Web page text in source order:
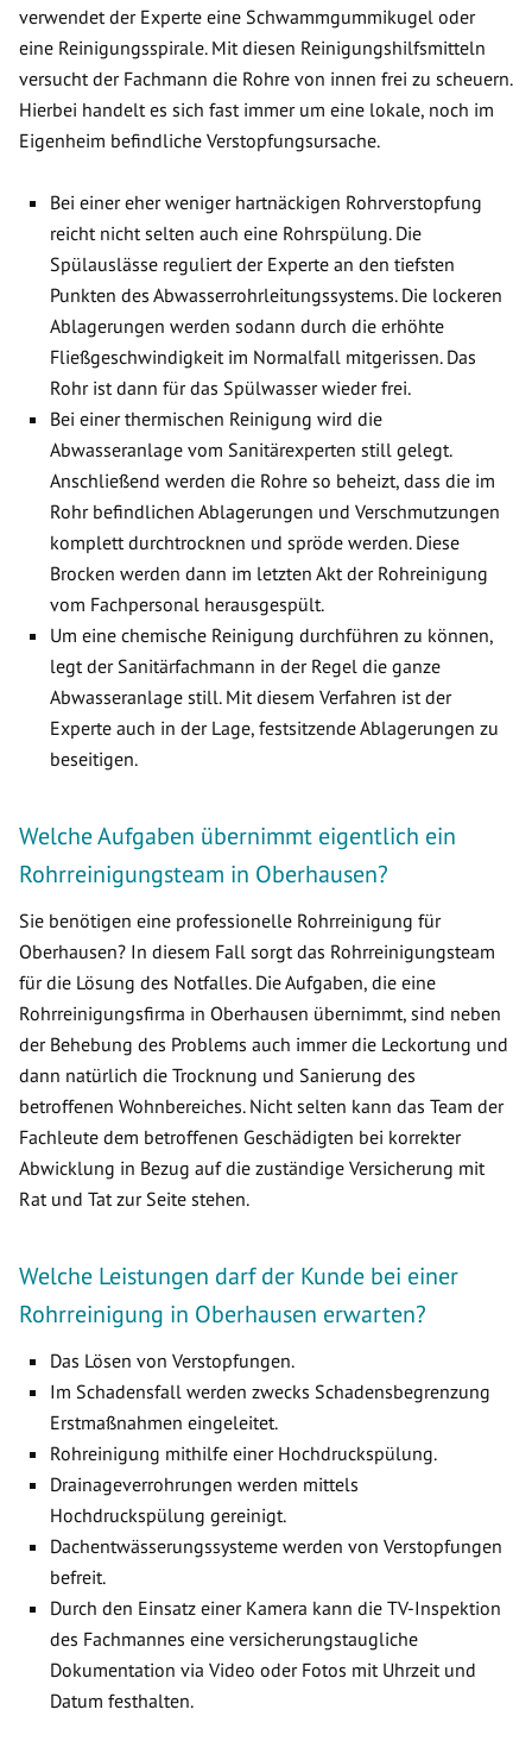
verwendet der Experte eine Schwammgummikugel oder
eine Reinigungsspirale. Mit diesen Reinigungshilfsmitteln
versucht der Fachmann die Rohre von innen frei zu scheuern.
Hierbei handelt es sich fast immer um eine lokale, noch im
Eigenheim befindliche Verstopfungsursache.
Bei einer eher weniger hartnäckigen Rohrverstopfung
reicht nicht selten auch eine Rohrspülung. Die
Spülauslässe reguliert der Experte an den tiefsten
Punkten des Abwasserrohrleitungssystems. Die lockeren
Ablagerungen werden sodann durch die erhöhte
Fließgeschwindigkeit im Normalfall mitgerissen. Das
Rohr ist dann für das Spülwasser wieder frei.
Bei einer thermischen Reinigung wird die
Abwasseranlage vom Sanitärexperten still gelegt.
Anschließend werden die Rohre so beheizt, dass die im
Rohr befindlichen Ablagerungen und Verschmutzungen
komplett durchtrocknen und spröde werden. Diese
Brocken werden dann im letzten Akt der Rohreinigung
vom Fachpersonal herausgespült.
Um eine chemische Reinigung durchführen zu können,
legt der Sanitärfachmann in der Regel die ganze
Abwasseranlage still. Mit diesem Verfahren ist der
Experte auch in der Lage, festsitzende Ablagerungen zu
beseitigen.
Welche Aufgaben übernimmt eigentlich ein
Rohrreinigungsteam in Oberhausen?
Sie benötigen eine professionelle Rohrreinigung für
Oberhausen? In diesem Fall sorgt das Rohrreinigungsteam
für die Lösung des Notfalles. Die Aufgaben, die eine
Rohrreinigungsfirma in Oberhausen übernimmt, sind neben
der Behebung des Problems auch immer die Leckortung und
dann natürlich die Trocknung und Sanierung des
betroffenen Wohnbereiches. Nicht selten kann das Team der
Fachleute dem betroffenen Geschädigten bei korrekter
Abwicklung in Bezug auf die zuständige Versicherung mit
Rat und Tat zur Seite stehen.
Welche Leistungen darf der Kunde bei einer
Rohrreinigung in Oberhausen erwarten?
Das Lösen von Verstopfungen.
Im Schadensfall werden zwecks Schadensbegrenzung
Erstmaßnahmen eingeleitet.
Rohreinigung mithilfe einer Hochdruckspülung.
Drainageverrohrungen werden mittels
Hochdruckspülung gereinigt.
Dachentwässerungssysteme werden von Verstopfungen
befreit.
Durch den Einsatz einer Kamera kann die TV-Inspektion
des Fachmannes eine versicherungstaugliche
Dokumentation via Video oder Fotos mit Uhrzeit und
Datum festhalten.